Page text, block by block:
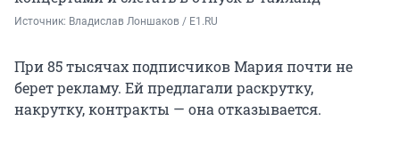
Источник: Владислав Лоншаков / E1.RU
При 85 тысячах подписчиков Мария почти не
берет рекламу. Ей предлагали раскрутку,
накрутку, контракты — она отказывается.